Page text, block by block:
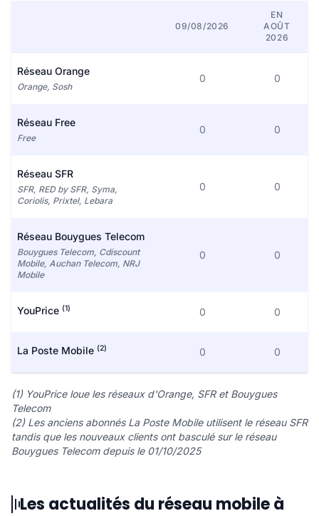
09/08/2026
EN
AOÛT
2026
Réseau Orange
Orange, Sosh
0 0
Réseau Free
Free
0 0
Réseau SFR
SFR, RED by SFR, Syma,
Coriolis, Prixtel, Lebara
0 0
Réseau Bouygues Telecom
Bouygues Telecom, Cdiscount
Mobile, Auchan Telecom, NRJ
Mobile
0 0
YouPrice (1) 0 0
La Poste Mobile (2) 0 0
(1) YouPrice loue les réseaux d'Orange, SFR et Bouygues
Telecom
(2) Les anciens abonnés La Poste Mobile utilisent le réseau SFR
tandis que les nouveaux clients ont basculé sur le réseau
Bouygues Telecom depuis le 01/10/2025
Les actualités du réseau mobile à